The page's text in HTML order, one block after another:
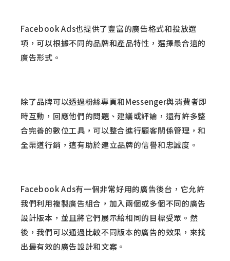
Facebook Ads也提供了豐富的廣告格式和投放選
項，可以根據不同的品牌和產品特性，選擇最合適的
廣告形式。
除了品牌可以透過粉絲專頁和Messenger與消費者即
時互動，回應他們的問題、建議或評論，還有許多整
合完善的數位工具，可以整合進行顧客關係管理，和
全渠道行銷，這有助於建立品牌的信譽和忠誠度。
Facebook Ads有一個非常好用的廣告後台，它允許
我們利用複製廣告組合，加入兩個或多個不同的廣告
設計版本，並且將它們展示給相同的目標受眾。然
後，我們可以通過比較不同版本的廣告的效果，來找
出最有效的廣告設計和文案。